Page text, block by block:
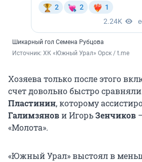
Шикарный гол Семена Рубцова
Источник: ХК «Южный Урал» Орск / t.me
Хозяева только после этого
счет довольно быстро
Пластинин, которому
Галимзянови ИгорьЗенчиков
«Молота».
«Южный Урал» выстоял в